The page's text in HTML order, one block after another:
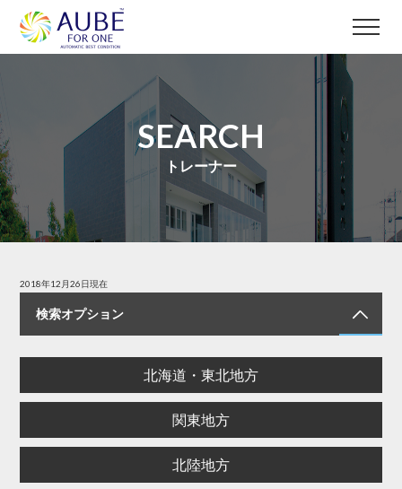
SEARCH
トレーナー
2018年12月26日現在
検索オプション
北海道・東北地方
関東地方
北陸地方